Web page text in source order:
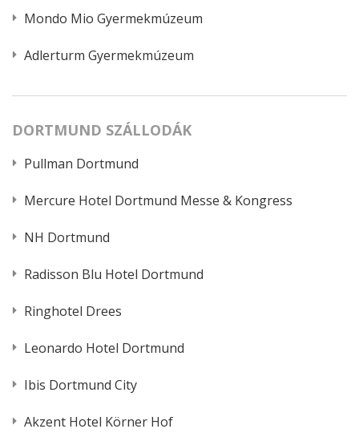
Mondo Mio Gyermekmúzeum
Adlerturm Gyermekmúzeum
DORTMUND SZÁLLODÁK
Pullman Dortmund
Mercure Hotel Dortmund Messe & Kongress
NH Dortmund
Radisson Blu Hotel Dortmund
Ringhotel Drees
Leonardo Hotel Dortmund
Ibis Dortmund City
Akzent Hotel Körner Hof